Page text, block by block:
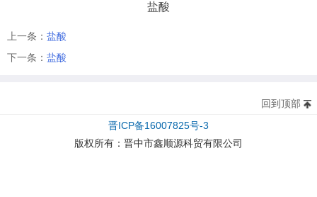
盐酸
上一条： 盐酸
下一条： 盐酸
回到顶部
晋ICP备16007825号-3
版权所有： 晋中市鑫顺源科贸有限公司